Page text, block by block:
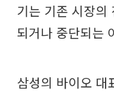
기는 기존 시장의
되거나 중단되는
삼성의 바이오 대